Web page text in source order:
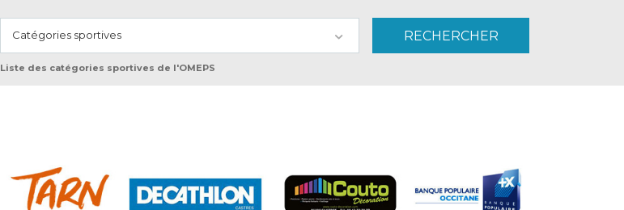
Catégories sportives
Liste des catégories sportives de l'OMEPS